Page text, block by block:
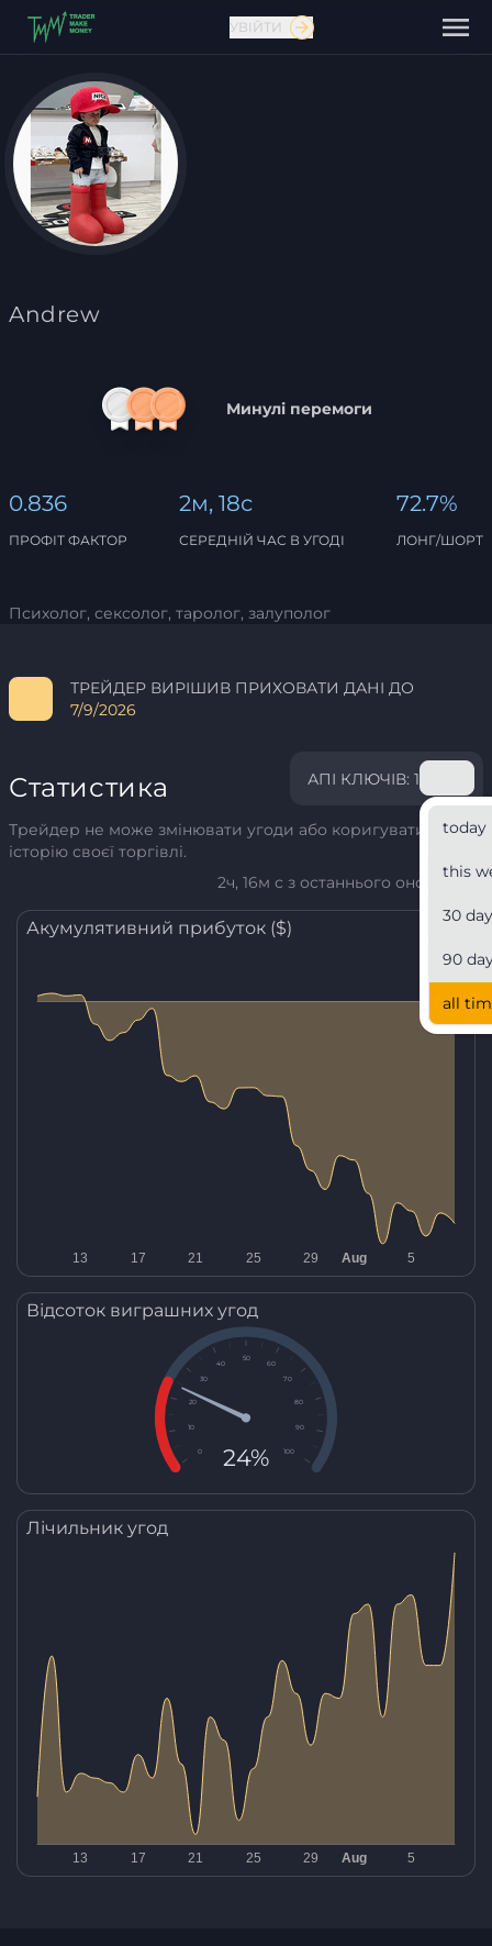
Зв'язатися з нами
УВІЙТИ
Andrew
Минулі перемоги
0.836
ПРОФІТ ФАКТОР
2м, 18с
СЕРЕДНІЙ ЧАС В УГОДІ
72.7%
ЛОНГ/ШОРТ
Психолог, сексолог, таролог, залуполог
ТРЕЙДЕР ВИРІШИВ ПРИХОВАТИ ДАНІ ДО
7/9/2026
Статистика АПІ КЛЮЧІВ: 1
today
this
30
90
all
Трейдер не може змінювати угоди або коригувати
історію своєї торгівлі.
2ч, 16м с з останнього оновлення
Акумулятивний прибуток ($)
Відсоток виграшних угод
0
10
20
30
40
50
60
70
80
90
100
24%
Лічильник угод